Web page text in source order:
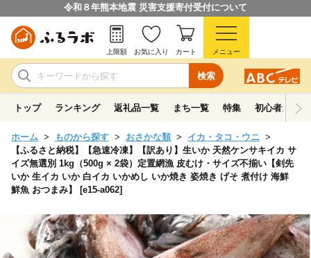
令和８年熊本地震 災害支援寄付受付について
検索
上限額 お気に入り カート メニュー
トップ ランキング 返礼品一覧 まち一覧 特集 初心者ガイド
ホーム ものから探す おさかな類
イカ・タコ・ウニ
【ふるさと納税】【急速冷凍】【訳あり】生いか 天然ケンサキイカ サ
イズ無選別 1kg（500g × 2袋）定置網漁 皮むけ・サイズ不揃い【剣先
いか 生イカ いか 白イカ いかめし いか焼き 姿焼き げそ 煮付け 海鮮
鮮魚 おつまみ】 [e15-a062]